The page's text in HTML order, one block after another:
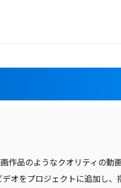
作品のようなクオリティの動
オをプロジェクトに追加し